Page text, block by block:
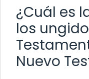
¿Cuál es
los
Nuevo